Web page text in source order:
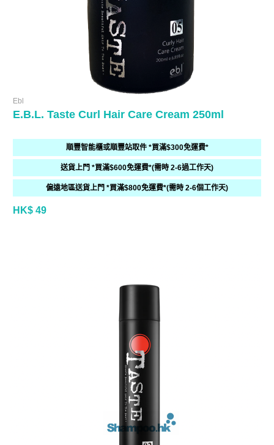
Ebl
E.B.L. Taste Curl Hair Care Cream 250ml
順豐智能櫃或順豐站取件 *買滿$300免運費*
送貨上門 *買滿$600免運費*(需時 2-6過工作天)
偏遠地區送貨上門 *買滿$800免運費*(需時 2-6個工作天)
HK$ 49